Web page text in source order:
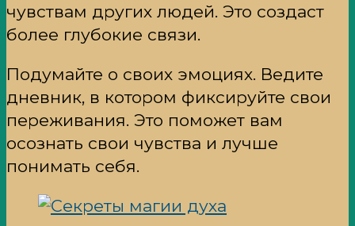
чувствам других людей. Это создаст
более глубокие связи.
Подумайте о своих эмоциях. Ведите
дневник, в котором фиксируйте свои
переживания. Это поможет вам
осознать свои чувства и лучше
понимать себя.